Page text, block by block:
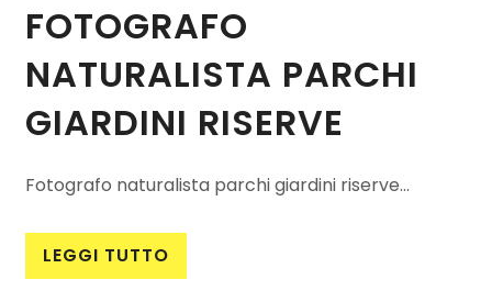
FOTOGRAFO
NATURALISTA PARCHI
GIARDINI RISERVE
Fotografo naturalista parchi giardini riserve...
LEGGI TUTTO